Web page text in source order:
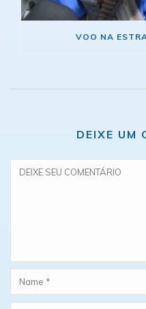
VOO NA
DEIXE UM